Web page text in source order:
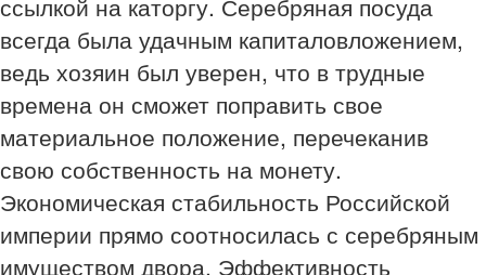
всегда была удачным капиталовложением,
ведь хозяин был уверен, что в трудные
времена он сможет поправить свое
материальное положение, перечеканив
свою собственность на монету.
Экономическая стабильность Российской
империи прямо соотносилась с серебряным
имуществом двора. Эффективность